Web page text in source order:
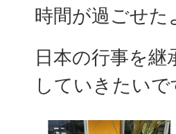
時間が過ごせた
日本の行事を
していきたいで